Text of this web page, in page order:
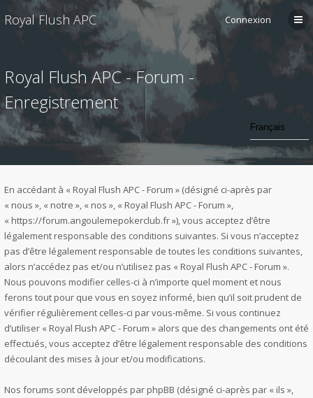
Royal Flush APC Connexion
Royal Flush APC - Forum -
Enregistrement
En accédant à « Royal Flush APC - Forum » (désigné ci-après par
« nous », « notre », « nos », « Royal Flush APC - Forum »,
« https://forum.angoulemepokerclub.fr »), vous acceptez d’être
légalement responsable des conditions suivantes. Si vous n’acceptez
pas d’être légalement responsable de toutes les conditions suivantes,
alors n’accédez pas et/ou n’utilisez pas « Royal Flush APC - Forum ».
Nous pouvons modifier celles-ci à n’importe quel moment et nous
ferons tout pour que vous en soyez informé, bien qu’il soit prudent de
vérifier régulièrement celles-ci par vous-même. Si vous continuez
d’utiliser « Royal Flush APC - Forum » alors que des changements ont été
effectués, vous acceptez d’être légalement responsable des conditions
découlant des mises à jour et/ou modifications.
Nos forums sont développés par phpBB (désigné ci-après par « ils »,